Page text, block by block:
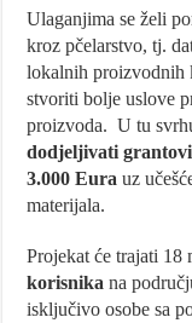
Ulaganjima se želi
kroz pčelarstvo, tj.
lokalnih proizvodnih
stvoriti bolje uslove
proizvoda. U tu
dodjeljivati
3.000 Eura uz
materijala.
Projekat će trajati 18
korisnika na
isključivo osobe sa